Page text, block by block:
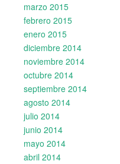
marzo 2015
febrero 2015
enero 2015
diciembre 2014
noviembre 2014
octubre 2014
septiembre 2014
agosto 2014
julio 2014
junio 2014
mayo 2014
abril 2014